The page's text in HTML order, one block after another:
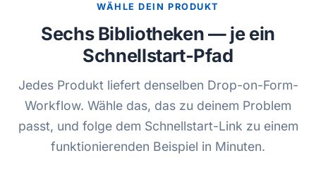
WÄHLE DEIN PRODUKT
Sechs Bibliotheken — je ein
Schnellstart-Pfad
Jedes Produkt liefert denselben Drop-on-Form-
Workflow. Wähle das, das zu deinem Problem
passt, und folge dem Schnellstart-Link zu einem
funktionierenden Beispiel in Minuten.